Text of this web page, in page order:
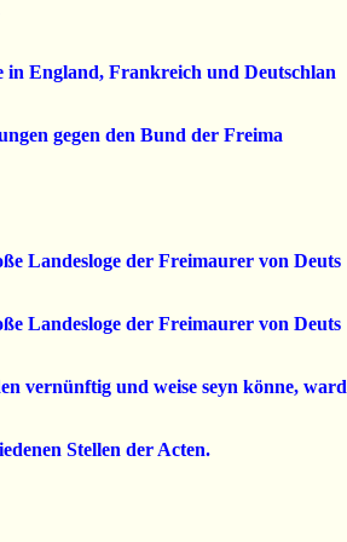
in England, Frankreich und Deutschlan
gegen den Bund der Freima
Landesloge der Freimaurer von Deuts
Landesloge der Freimaurer von Deuts
vernünftig und weise seyn könne, ward
Stellen der Acten.